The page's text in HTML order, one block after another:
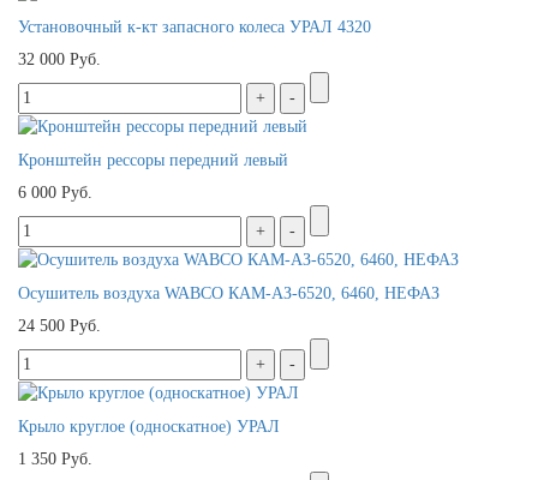
Установочный к-кт запасного колеса УРАЛ 4320
32 000 Руб.
Кронштейн рессоры передний левый
6 000 Руб.
Осушитель воздуха WABCO КАМ-АЗ-6520, 6460, НЕФАЗ
24 500 Руб.
Крыло круглое (односкатное) УРАЛ
1 350 Руб.